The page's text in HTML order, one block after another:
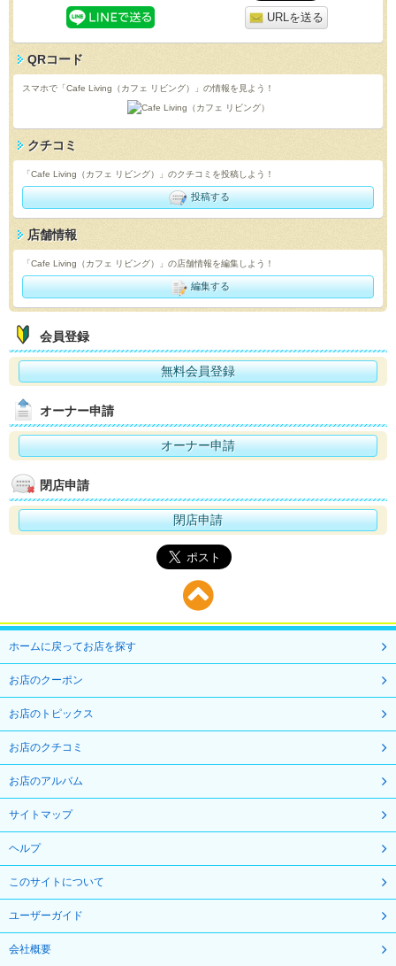
URLを送る
QRコード
スマホで「Cafe Living（カフェ リビング）」の情報を見よう！
クチコミ
「Cafe Living（カフェ リビング）」のクチコミを投稿しよう！
投稿する
店舗情報
「Cafe Living（カフェ リビング）」の店舗情報を編集しよう！
編集する
会員登録
無料会員登録
オーナー申請
オーナー申請
閉店申請
閉店申請
ホームに戻ってお店を探す
お店のクーポン
お店のトピックス
お店のクチコミ
お店のアルバム
サイトマップ
ヘルプ
このサイトについて
ユーザーガイド
会社概要